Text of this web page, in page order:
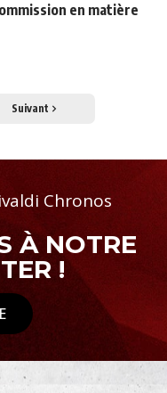
en matière
Suivant
Chronos
À NOTRE
!